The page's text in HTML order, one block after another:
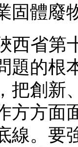
固體廢
省第十
題的根
把創新
方方面
線。要